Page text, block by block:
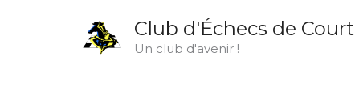
Club d'Échecs de Court
Un club d'avenir !